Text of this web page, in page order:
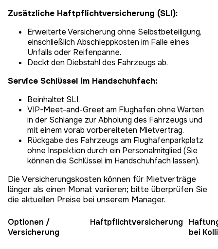
Zusätzliche Haftpflichtversicherung (SLI):
Erweiterte Versicherung ohne Selbstbeteiligung,
einschließlich Abschleppkosten im Falle eines
Unfalls oder Reifenpanne.
Deckt den Diebstahl des Fahrzeugs ab.
Service Schlüssel im Handschuhfach:
Beinhaltet SLI.
VIP-Meet-and-Greet am Flughafen ohne Warten
in der Schlange zur Abholung des Fahrzeugs und
mit einem vorab vorbereiteten Mietvertrag.
Rückgabe des Fahrzeugs am Flughafenparkplatz
ohne Inspektion durch ein Personalmitglied (Sie
können die Schlüssel im Handschuhfach lassen).
Die Versicherungskosten können für Mietverträge
länger als einen Monat variieren; bitte überprüfen Sie
die aktuellen Preise bei unserem Manager.
Optionen /
Versicherung
Haftpflichtversicherung
bei